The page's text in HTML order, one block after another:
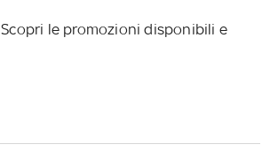
Scopri le promozioni disponibili e